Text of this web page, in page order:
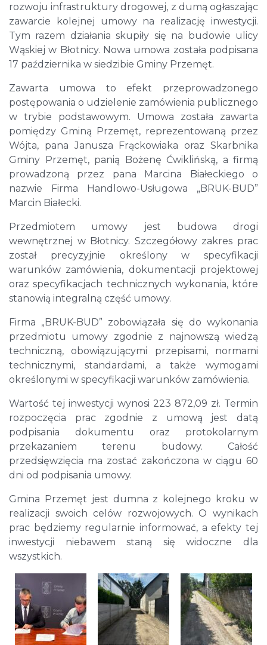
rozwoju infrastruktury drogowej, z dumą ogłaszając
zawarcie kolejnej umowy na realizację inwestycji.
Tym razem działania skupiły się na budowie ulicy
Wąskiej w Błotnicy. Nowa umowa została podpisana
17 października w siedzibie Gminy Przemęt.
Zawarta umowa to efekt przeprowadzonego
postępowania o udzielenie zamówienia publicznego
w trybie podstawowym. Umowa została zawarta
pomiędzy Gminą Przemęt, reprezentowaną przez
Wójta, pana Janusza Frąckowiaka oraz Skarbnika
Gminy Przemęt, panią Bożenę Ćwiklińską, a firmą
prowadzoną przez pana Marcina Białeckiego o
nazwie Firma Handlowo-Usługowa „BRUK-BUD”
Marcin Białecki.
Przedmiotem umowy jest budowa drogi
wewnętrznej w Błotnicy. Szczegółowy zakres prac
został precyzyjnie określony w specyfikacji
warunków zamówienia, dokumentacji projektowej
oraz specyfikacjach technicznych wykonania, które
stanowią integralną część umowy.
Firma „BRUK-BUD” zobowiązała się do wykonania
przedmiotu umowy zgodnie z najnowszą wiedzą
techniczną, obowiązującymi przepisami, normami
technicznymi, standardami, a także wymogami
określonymi w specyfikacji warunków zamówienia.
Wartość tej inwestycji wynosi 223 872,09 zł. Termin
rozpoczęcia prac zgodnie z umową jest datą
podpisania dokumentu oraz protokolarnym
przekazaniem terenu budowy. Całość
przedsięwzięcia ma zostać zakończona w ciągu 60
dni od podpisania umowy.
Gmina Przemęt jest dumna z kolejnego kroku w
realizacji swoich celów rozwojowych. O wynikach
prac będziemy regularnie informować, a efekty tej
inwestycji niebawem staną się widoczne dla
wszystkich.